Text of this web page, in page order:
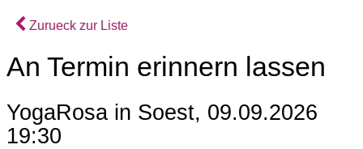
Zurueck zur Liste
An Termin erinnern lassen
YogaRosa in Soest, 09.09.2026
19:30